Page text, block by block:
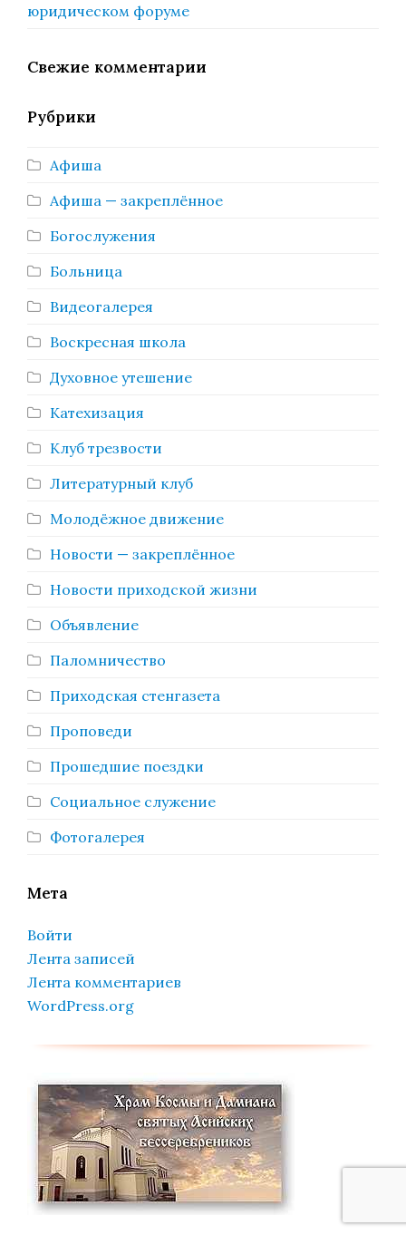
юридическом форуме
Свежие комментарии
Рубрики
Афиша
Афиша — закреплённое
Богослужения
Больница
Видеогалерея
Воскресная школа
Духовное утешение
Катехизация
Клуб трезвости
Литературный клуб
Молодёжное движение
Новости — закреплённое
Новости приходской жизни
Объявление
Паломничество
Приходская стенгазета
Проповеди
Прошедшие поездки
Социальное служение
Фотогалерея
Мета
Войти
Лента записей
Лента комментариев
WordPress.org